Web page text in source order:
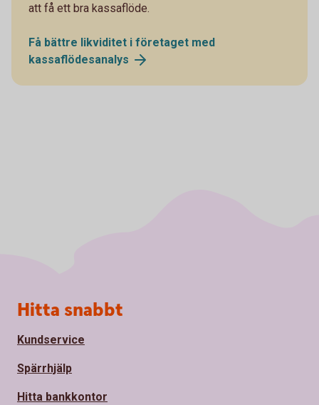
att få ett bra kassaflöde.
Få bättre likviditet i företaget med
kassaflödesanalys
Sidfot
Hitta snabbt
Kundservice
Spärrhjälp
Hitta bankkontor